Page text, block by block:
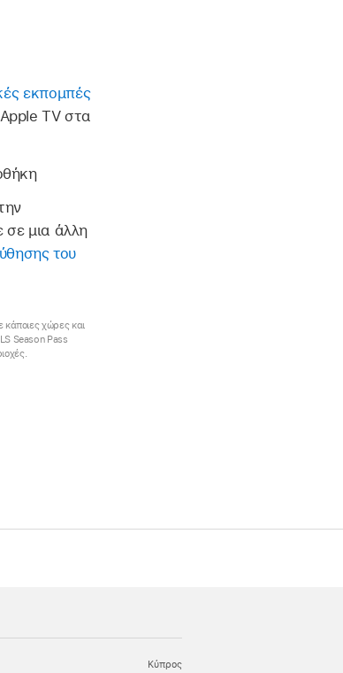
εκπομπές
TV στα
σε μια άλλη
του
χώρες και
Season Pass
Κύπρος